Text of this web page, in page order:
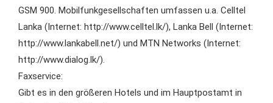
GSM 900. Mobilfunkgesellschaften umfassen u.a. Celltel
Lanka (Internet: http://www.celltel.lk/), Lanka Bell (Internet:
http://www.lankabell.net/) und MTN Networks (Internet:
http://www.dialog.lk/).
Faxservice:
Gibt es in den größeren Hotels und im Hauptpostamt in